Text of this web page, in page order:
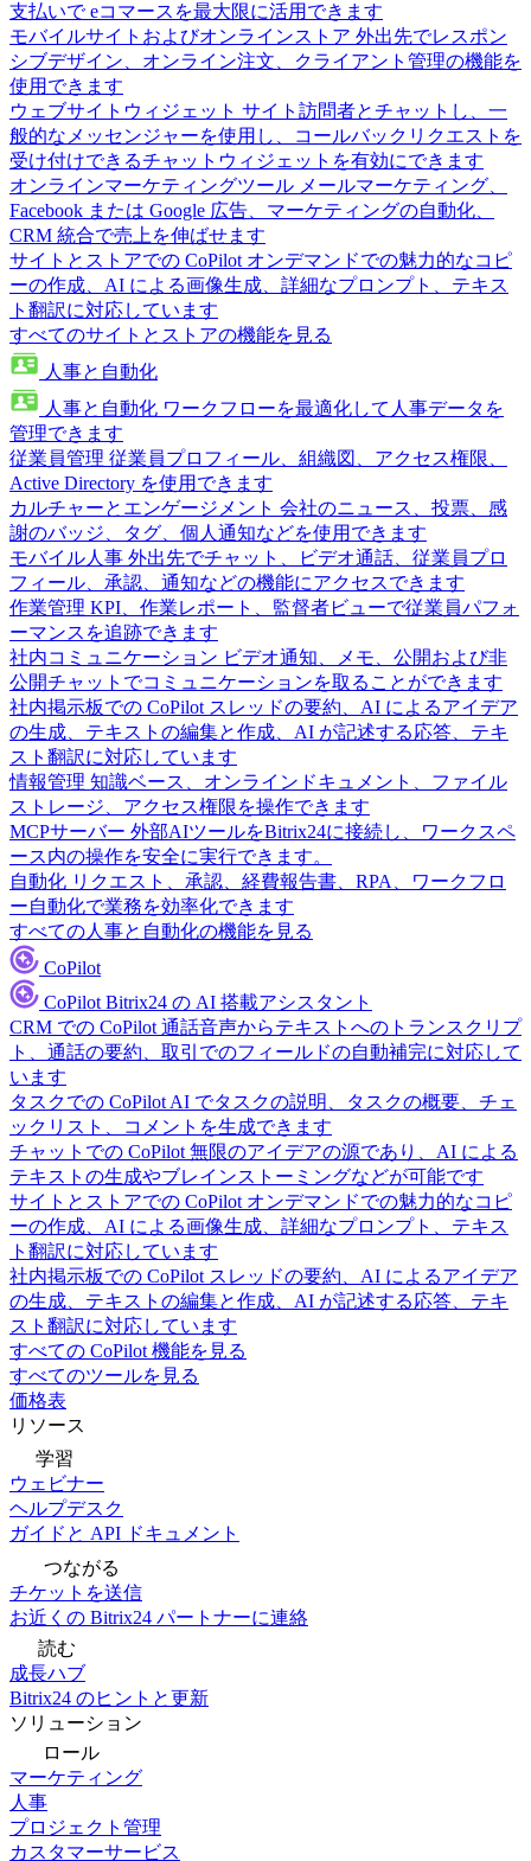
支払いで eコマースを最大限に活用できます
モバイルサイトおよびオンラインストア 外出先でレスポン
シブデザイン、オンライン注文、クライアント管理の機能を
使用できます
ウェブサイトウィジェット サイト訪問者とチャットし、一
般的なメッセンジャーを使用し、コールバックリクエストを
受け付けできるチャットウィジェットを有効にできます
オンラインマーケティングツール メールマーケティング、
Facebook または Google 広告、マーケティングの自動化、
CRM 統合で売上を伸ばせます
サイトとストアでの CoPilot オンデマンドでの魅力的なコピ
ーの作成、AI による画像生成、詳細なプロンプト、テキス
ト翻訳に対応しています
すべてのサイトとストアの機能を見る
人事と自動化
人事と自動化 ワークフローを最適化して人事データを
管理できます
従業員管理 従業員プロフィール、組織図、アクセス権限、
Active Directory を使用できます
カルチャーとエンゲージメント 会社のニュース、投票、感
謝のバッジ、タグ、個人通知などを使用できます
モバイル人事 外出先でチャット、ビデオ通話、従業員プロ
フィール、承認、通知などの機能にアクセスできます
作業管理 KPI、作業レポート、監督者ビューで従業員パフォ
ーマンスを追跡できます
社内コミュニケーション ビデオ通知、メモ、公開および非
公開チャットでコミュニケーションを取ることができます
社内掲示板での CoPilot スレッドの要約、AI によるアイデア
の生成、テキストの編集と作成、AI が記述する応答、テキ
スト翻訳に対応しています
情報管理 知識ベース、オンラインドキュメント、ファイル
ストレージ、アクセス権限を操作できます
MCPサーバー 外部AIツールをBitrix24に接続し、ワークスペ
ース内の操作を安全に実行できます。
自動化 リクエスト、承認、経費報告書、RPA、ワークフロ
ー自動化で業務を効率化できます
すべての人事と自動化の機能を見る
CoPilot
CoPilot Bitrix24 の AI 搭載アシスタント
CRM での CoPilot 通話音声からテキストへのトランスクリプ
ト、通話の要約、取引でのフィールドの自動補完に対応して
います
タスクでの CoPilot AI でタスクの説明、タスクの概要、チェ
ックリスト、コメントを生成できます
チャットでの CoPilot 無限のアイデアの源であり、AI による
テキストの生成やブレインストーミングなどが可能です
サイトとストアでの CoPilot オンデマンドでの魅力的なコピ
ーの作成、AI による画像生成、詳細なプロンプト、テキス
ト翻訳に対応しています
社内掲示板での CoPilot スレッドの要約、AI によるアイデア
の生成、テキストの編集と作成、AI が記述する応答、テキ
スト翻訳に対応しています
すべての CoPilot 機能を見る
すべてのツールを見る
価格表
リソース
学習
ウェビナー
ヘルプデスク
ガイドと API ドキュメント
つながる
チケットを送信
お近くの Bitrix24 パートナーに連絡
読む
成長ハブ
Bitrix24 のヒントと更新
ソリューション
ロール
マーケティング
人事
プロジェクト管理
カスタマーサービス